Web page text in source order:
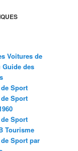
Voitures de
des
Sport
Sport
Sport
Tourisme
Sport par